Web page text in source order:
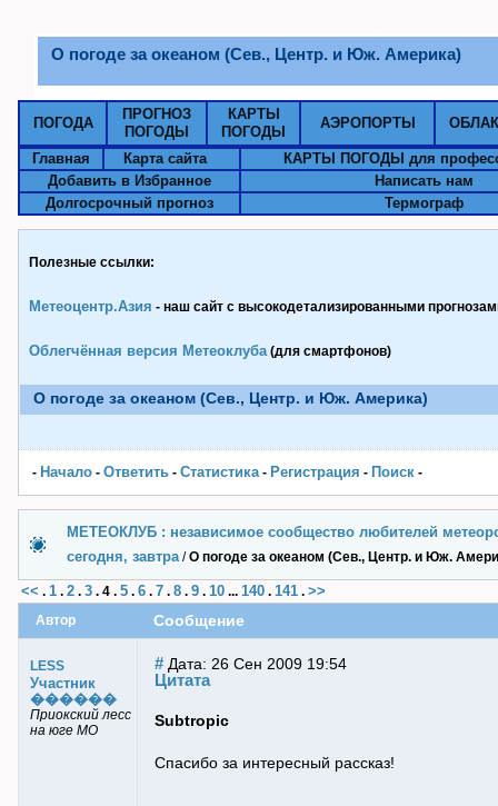
О погоде за океаном (Сев., Центр. и Юж. Америка)
ПОГОДА
ПРОГНОЗ
ПОГОДЫ
КАРТЫ
ПОГОДЫ
АЭРОПОРТЫ
Главная Карта сайта
КАРТЫ ПОГОДЫ для
Добавить в Избранное
Написать нам
Долгосрочный прогноз
Термограф
Полезные ссылки:
Метеоцентр.Азия - наш сайт с высокодетализированными
Облегчённая версия Метеоклуба(для смартфонов)
О погоде за океаном (Сев., Центр. и Юж. Америка)
- Начало - Ответить - Статистика- Pегистрация - Поиск -
МЕТЕОКЛУБ : независимое сообщество любителей
сегодня, завтра/О погоде за океаном (Сев., Центр. и Юж.
<< . 1 . 2 . 3 . 4 . 5 . 6 . 7 . 8 . 9 . 10 ... 140 . 141 . >>
Автор Сообщение
LESS
Участник
������
Приокский лесс
на юге МО
# Дата: 26 Сен 2009 19:54
Цитата
Subtropic
Спасибо за интересный рассказ!